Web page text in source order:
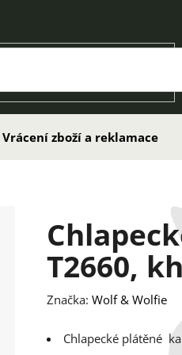
Vrácení zboží a reklamace
T2660,
Značka: Wolf & Wolfie
Chlapecké plátěné